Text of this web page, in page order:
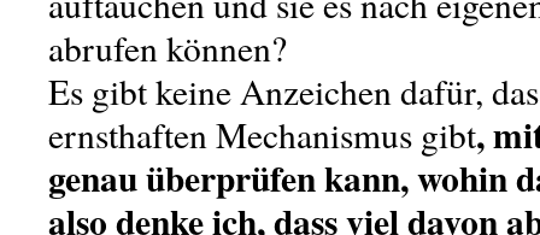
abrufen können?
Es gibt keine Anzeichen dafür,
ernsthaften Mechanismus gibt,
genau überprüfen kann, wohin
also denke ich, dass viel davon